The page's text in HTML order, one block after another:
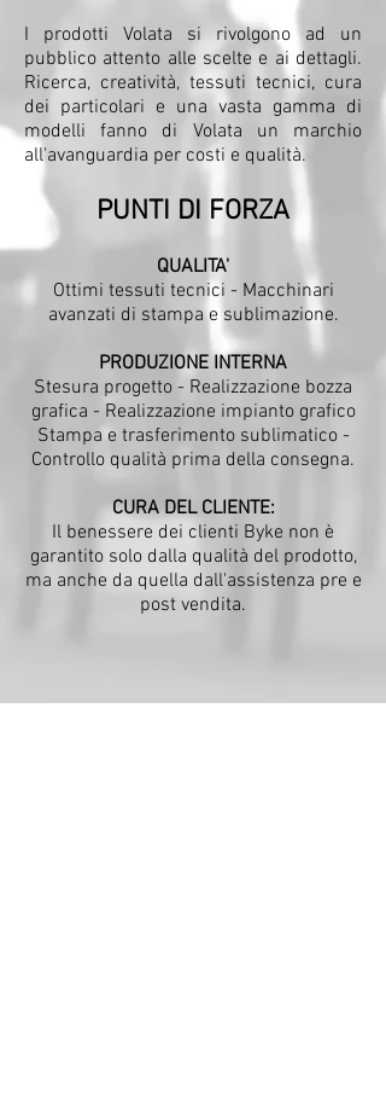
I prodotti Volata si rivolgono ad un
pubblico attento alle scelte e ai dettagli.
Ricerca, creatività, tessuti tecnici, cura
dei particolari e una vasta gamma di
modelli fanno di Volata un marchio
all'avanguardia per costi e qualità.
PUNTI DI FORZA
QUALITA'
Ottimi tessuti tecnici - Macchinari
avanzati di stampa e sublimazione.
PRODUZIONE INTERNA
Stesura progetto - Realizzazione bozza
grafica - Realizzazione impianto grafico
Stampa e trasferimento sublimatico -
Controllo qualità prima della consegna.
CURA DEL CLIENTE:
Il benessere dei clienti Byke non è
garantito solo dalla qualità del prodotto,
ma anche da quella dall'assistenza pre e
post vendita.